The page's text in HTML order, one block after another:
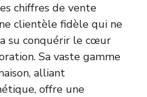
chiffres de vente
clientèle fidèle qui ne
su conquérir le cœur
Sa vaste gamme
alliant
offre une